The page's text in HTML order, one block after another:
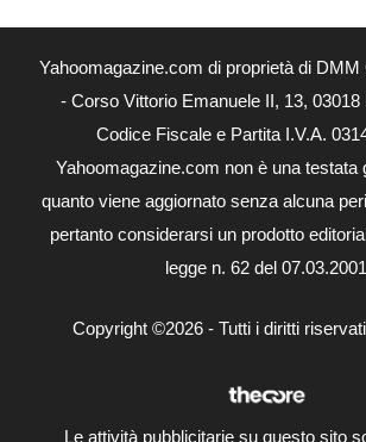
Yahoomagazine.com di proprietà di
- Corso Vittorio Emanuele II, 13, 03018
Codice Fiscale e Partita I.V.A.
Yahoomagazine.com non è una testata
quanto viene aggiornato senza alcuna
pertanto considerarsi un prodotto
legge n. 62 del 07.03.2001
Copyright ©2026 - Tutti i diritti
Le attività pubblicitarie su questo sito